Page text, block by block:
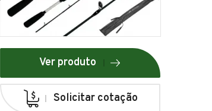
Ver produto
Solicitar cotação